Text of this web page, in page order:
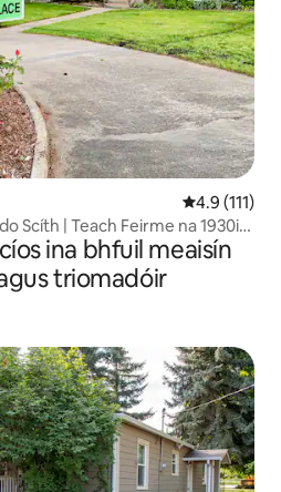
Meánrátáil
4.9 (111)
Scíth | Teach Feirme na 1930idí
ina bhfuil meaisín
triomadóir